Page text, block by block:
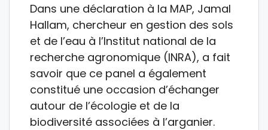
Dans une déclaration à la MAP, Jamal
Hallam, chercheur en gestion des sols
et de l’eau à l’Institut national de la
recherche agronomique (INRA), a fait
savoir que ce panel a également
constitué une occasion d’échanger
autour de l’écologie et de la
biodiversité associées à l’arganier.